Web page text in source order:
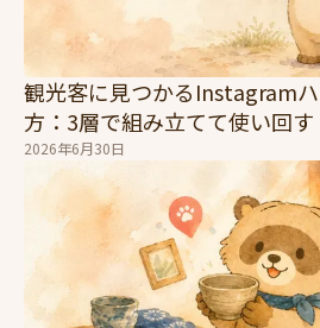
観光客に見つかるInstagram
方：3層で組み立てて使い回す
2026年6月30日